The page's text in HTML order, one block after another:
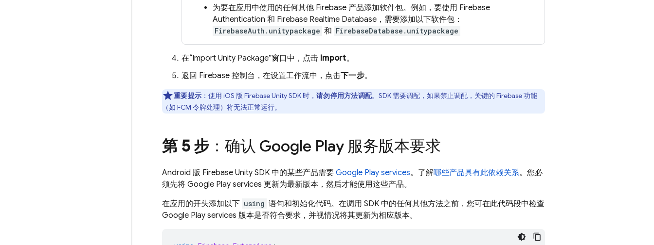
为要在应用中使用的任何其他 Firebase 产品添加软件包。例如，要使用 Firebase
Authentication 和 Firebase Realtime Database ，需要添加以下软件包：
FirebaseAuth.unitypackage 和 FirebaseDatabase.unitypackage
在“Import Unity Package”窗口中，点击 Import。
返回 Firebase 控制台，在设置工作流中，点击下一步。
重要提示 ：使用 iOS 版 FirebaseUnitySDK 时， 请勿停用方法调配。SDK 需要调配，如果禁止调配，关键的 Firebase 功能
（如 FCM 令牌处理）将无法正常运行。
第 5 步 ：确认 Google Play 服务版本要求
Android 版 Firebase Unity SDK 中的某些产品需要 Google Play services。了解哪些产品具有此依赖关系。您必
须先将 Google Play services 更新为最新版本，然后才能使用这些产品。
在应用的开头添加以下 using 语句和初始化代码。在调用 SDK 中的任何其他方法之前，您可在此代码段中检查
Google Play services 版本是否符合要求，并视情况将其更新为相应版本。